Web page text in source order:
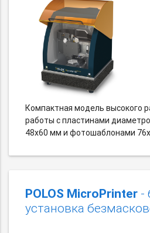
Компактная модель высокого
работы с пластинами
48х60 мм и фотошаблонами
POLOS MicroPrinter -
установка